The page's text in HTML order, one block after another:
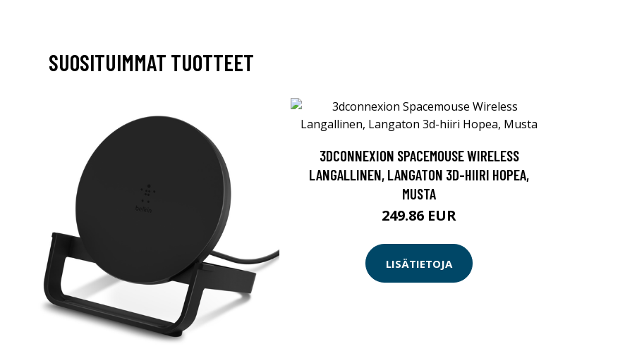
SUOSITUIMMAT TUOTTEET
3DCONNEXION SPACEMOUSE WIRELESS
LANGALLINEN, LANGATON 3D-HIIRI HOPEA,
MUSTA
249.86 EUR
LISÄTIETOJA